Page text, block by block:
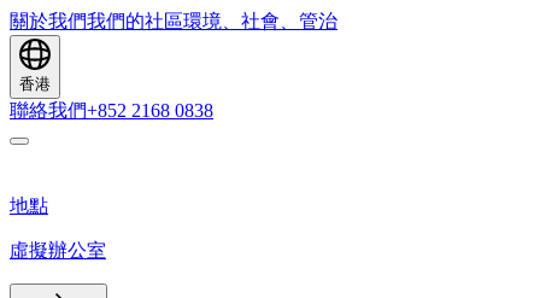
關於我們我們的社區環境、社會、管治
香港
聯絡我們+852 2168 0838
地點
虛擬辦公室